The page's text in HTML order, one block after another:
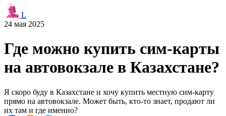
L
24 мая 2025
Где можно купить сим-карты
на автовокзале в Казахстане?
Я скоро буду в Казахстане и хочу купить местную сим-карту
прямо на автовокзале. Может быть, кто-то знает, продают ли
их там и где именно?